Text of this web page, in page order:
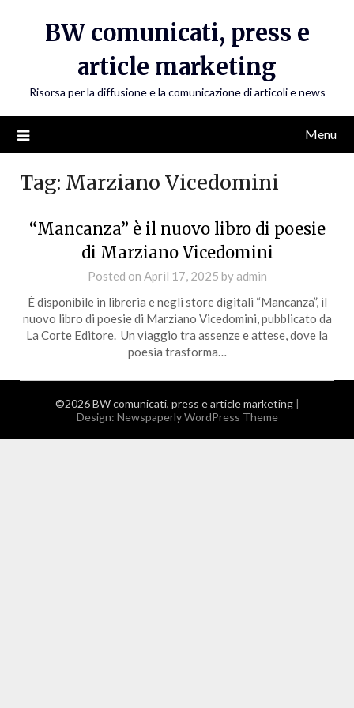
BW comunicati, press e
article marketing
Risorsa per la diffusione e la comunicazione di articoli e news
Menu
Tag: Marziano Vicedomini
“Mancanza” è il nuovo libro di poesie
di Marziano Vicedomini
Posted on April 17, 2025 by admin
È disponibile in libreria e negli store digitali “Mancanza”, il
nuovo libro di poesie di Marziano Vicedomini, pubblicato da
La Corte Editore. Un viaggio tra assenze e attese, dove la
poesia trasforma…
©2026 BW comunicati, press e article marketing |
Design: Newspaperly WordPress Theme